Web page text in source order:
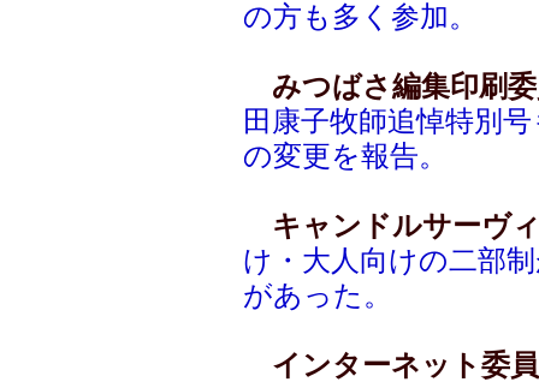
の方も多く参加。
みつばさ編集印刷
田康子牧師追悼特別
の変更を報告。
キャンドルサーヴ
け・大人向けの二部
があった。
インターネット委